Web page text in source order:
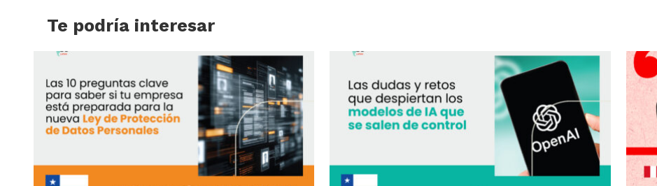
Te podría interesar